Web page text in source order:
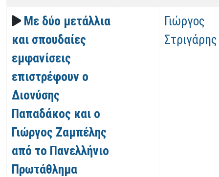
Με δύο μετάλλια
και σπουδαίες
εμφανίσεις
επιστρέφουν ο
Διονύσης
Παπαδάκος και ο
Γιώργος Ζαμπέλης
από το Πανελλήνιο
Πρωτάθλημα
Γιώργος
Στριγάρης